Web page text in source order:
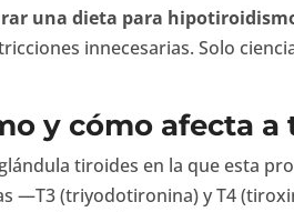
una dieta para
innecesarias. Solo
y cómo afecta a
tiroides en la que esta
—T3 (triyodotironina) y T4